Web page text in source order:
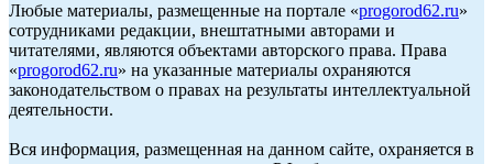
Любые материалы, размещенные на портале «progorod62.ru»
сотрудниками редакции, внештатными авторами и
читателями, являются объектами авторского права. Права
«progorod62.ru» на указанные материалы охраняются
законодательством о правах на результаты интеллектуальной
деятельности.
Вся информация, размещенная на данном сайте, охраняется в